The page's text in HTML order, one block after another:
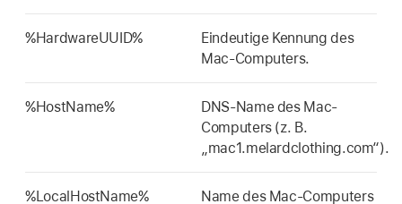
%HardwareUUID%
Eindeutige Kennung des
Mac-Computers.
%HostName%
DNS-Name des Mac-
Computers (z. B.
„mac1.melardclothing.com“).
%LocalHostName%
Name des Mac-Computers